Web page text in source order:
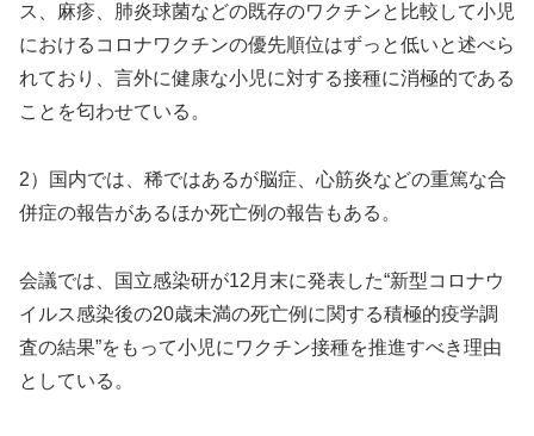
ス、麻疹、肺炎球菌などの既存のワクチンと比較して小児
におけるコロナワクチンの優先順位はずっと低いと述べら
れており、言外に健康な小児に対する接種に消極的である
ことを匂わせている。
2）国内では、稀ではあるが脳症、心筋炎などの重篤な合
併症の報告があるほか死亡例の報告もある。
会議では、国立感染研が12月末に発表した“新型コロナウ
イルス感染後の20歳未満の死亡例に関する積極的疫学調
査の結果”をもって小児にワクチン接種を推進すべき理由
としている。